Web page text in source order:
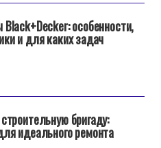
особенности,
и для каких задач
бригаду:
идеального ремонта